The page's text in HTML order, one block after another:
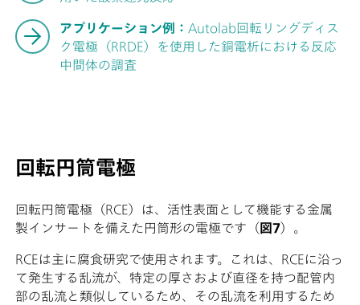
アプリケーション例： Autolab回転リングディス
ク電極（RRDE）を使用した銅電析における反応
中間体の調査
回転円筒電極
回転円筒電極（RCE）は、活性表面として機能する金属
製インサートを備えた円筒形の電極です（ 図7）。
RCEは主に腐食研究で使用されます。これは、RCEに沿っ
て発生する乱流が、特定の厚さおよび直径を持つ配管内
部の乱流と類似しているため、その乱流を利用するため